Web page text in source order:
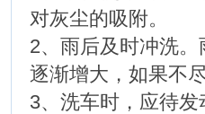
对灰尘的吸附。
2、雨后及时冲洗
逐渐增大，如果不
3、洗车时，应待